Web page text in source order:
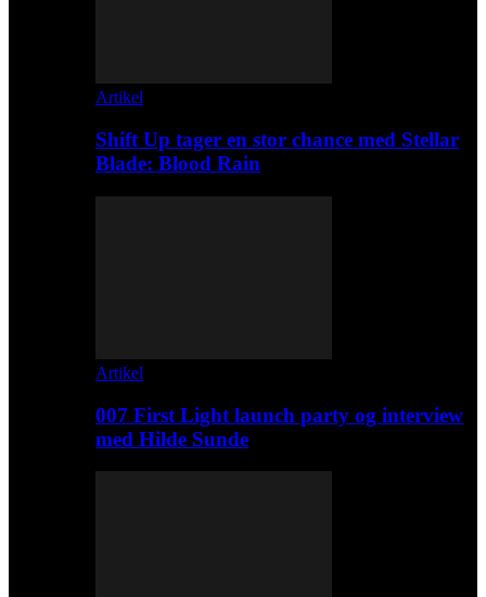
Artikel
Shift Up tager en stor chance med Stellar
Blade: Blood Rain
Artikel
007 First Light launch party og interview
med Hilde Sunde